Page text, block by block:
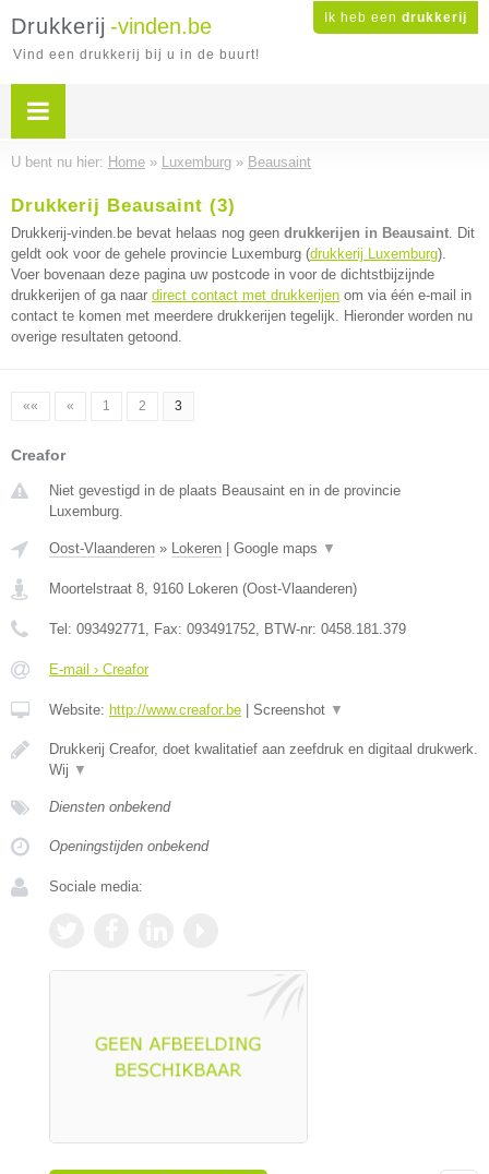
Ik heb een drukkerij
Drukkerij -vinden.be
Vind een drukkerij bij u in de buurt!
U bent nu hier: Home » Luxemburg » Beausaint
Drukkerij Beausaint (3)
Drukkerij-vinden.be bevat helaas nog geen drukkerijen in Beausaint. Dit
geldt ook voor de gehele provincie Luxemburg (drukkerij Luxemburg).
Voer bovenaan deze pagina uw postcode in voor de dichtstbijzijnde
drukkerijen of ga naar direct contact met drukkerijen om via één e-mail in
contact te komen met meerdere drukkerijen tegelijk. Hieronder worden nu
overige resultaten getoond.
«« « 1 2 3
Creafor
Niet gevestigd in de plaats Beausaint en in de provincie
Luxemburg.
Oost-Vlaanderen » Lokeren Google maps ▼
Moortelstraat 8, 9160 Lokeren (Oost-Vlaanderen)
Tel: 093492771, Fax: 093491752, BTW-nr: 0458.181.379
E-mail › Creafor
Website: http://www.creafor.be Screenshot ▼
Drukkerij Creafor, doet kwalitatief aan zeefdruk en digitaal drukwerk.
Wij ▼
Diensten onbekend
Openingstijden onbekend
Sociale media: